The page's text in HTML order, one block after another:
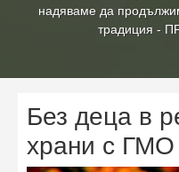
надяваме да
традиция -
Без деца в
храни с ГМО